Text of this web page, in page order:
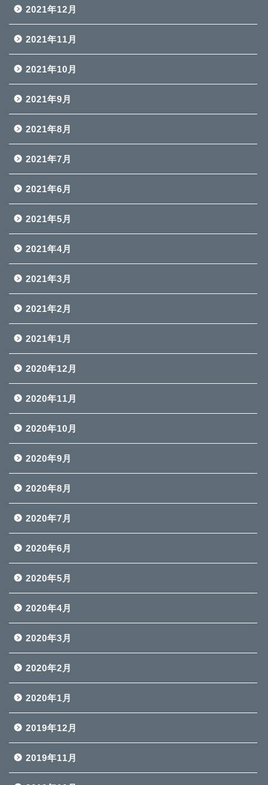
2021年12月
2021年11月
2021年10月
2021年9月
2021年8月
2021年7月
2021年6月
2021年5月
2021年4月
2021年3月
2021年2月
2021年1月
2020年12月
2020年11月
2020年10月
2020年9月
2020年8月
2020年7月
2020年6月
2020年5月
2020年4月
2020年3月
2020年2月
2020年1月
2019年12月
2019年11月